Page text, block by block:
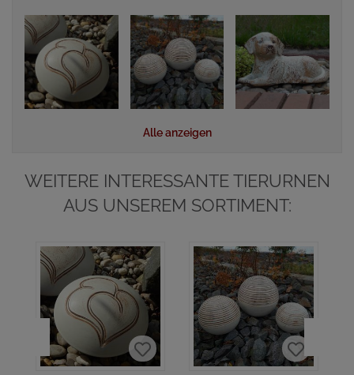
Alle anzeigen
WEITERE INTERESSANTE TIERURNEN
AUS UNSEREM SORTIMENT: